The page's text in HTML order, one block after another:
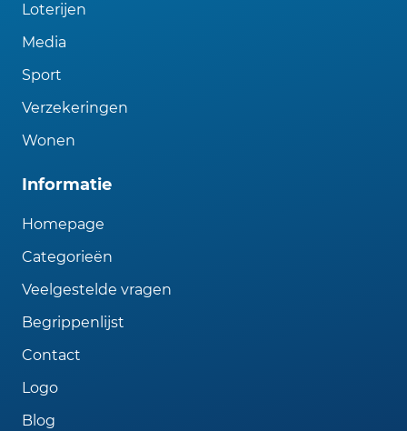
Loterijen
Media
Sport
Verzekeringen
Wonen
Informatie
Homepage
Categorieën
Veelgestelde vragen
Begrippenlijst
Contact
Logo
Blog